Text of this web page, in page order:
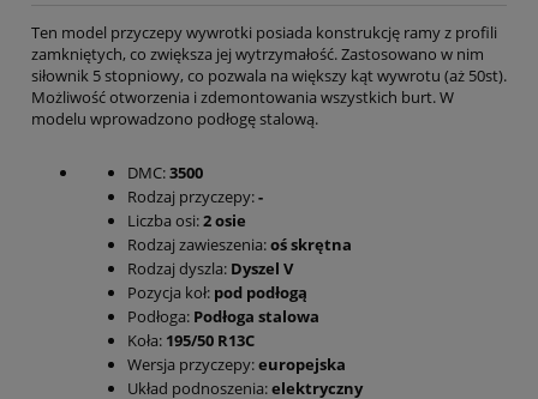
Ten model przyczepy wywrotki posiada konstrukcję ramy z profili
zamkniętych, co zwiększa jej wytrzymałość. Zastosowano w nim
siłownik 5 stopniowy, co pozwala na większy kąt wywrotu (aż 50st).
Możliwość otworzenia i zdemontowania wszystkich burt. W
modelu wprowadzono podłogę stalową.
DMC:3500
Rodzaj przyczepy:-
Liczba osi:2 osie
Rodzaj zawieszenia:oś skrętna
Rodzaj dyszla: Dyszel V
Pozycja koł: pod podłogą
Podłoga: Podłoga stalowa
Koła: 195/50 R13C
Wersja przyczepy:europejska
Układ podnoszenia:elektryczny